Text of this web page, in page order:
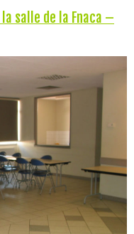
salle de la Fnaca –